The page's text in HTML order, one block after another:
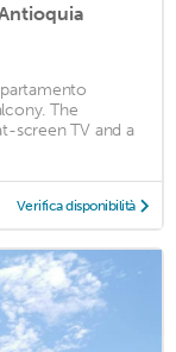
The
screen TV and a
Verifica disponibilità